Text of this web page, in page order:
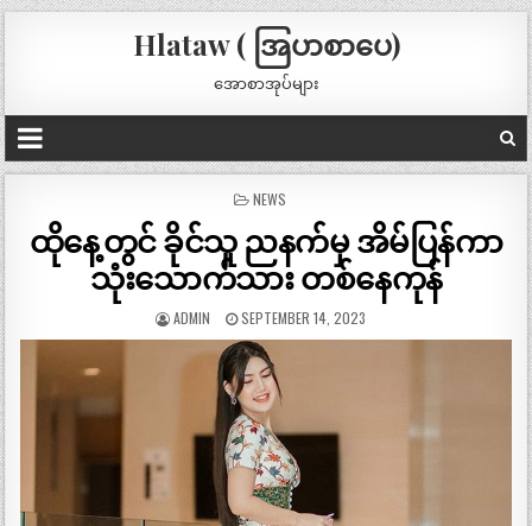
Hlataw ( အြပာစာပေ)
အောစာအုပ်များ
POSTED
NEWS
ထိုနေ့တွင် ခိုင်သူ ညနက်မှ အိမ်ပြန်ကာ
သုံးသောက်သား တစ်နေကုန်
ADMIN SEPTEMBER 14, 2023